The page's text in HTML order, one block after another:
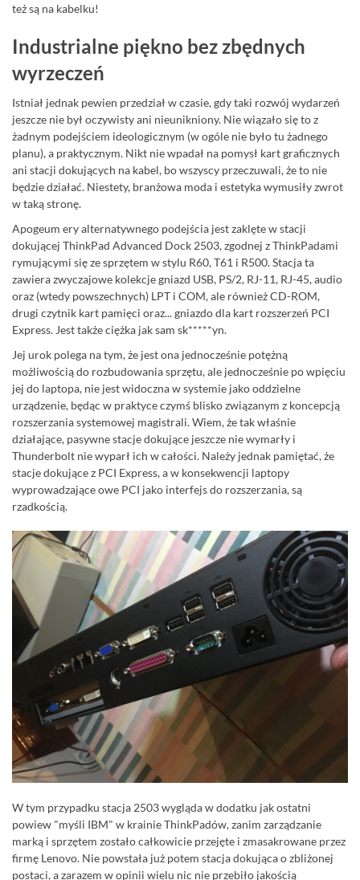
też są na kabelku!
Industrialne piękno bez zbędnych
wyrzeczeń
Istniał jednak pewien przedział w czasie, gdy taki rozwój wydarzeń
jeszcze nie był oczywisty ani nieunikniony. Nie wiązało się to z
żadnym podejściem ideologicznym (w ogóle nie było tu żadnego
planu), a praktycznym. Nikt nie wpadał na pomysł kart graficznych
ani stacji dokujących na kabel, bo wszyscy przeczuwali, że to nie
będzie działać. Niestety, branżowa moda i estetyka wymusiły zwrot
w taką stronę.
Apogeum ery alternatywnego podejścia jest zaklęte w stacji
dokującej ThinkPad Advanced Dock 2503, zgodnej z ThinkPadami
rymującymi się ze sprzętem w stylu R60, T61 i R500. Stacja ta
zawiera zwyczajowe kolekcje gniazd USB, PS/2, RJ-11, RJ-45, audio
oraz (wtedy powszechnych) LPT i COM, ale również CD-ROM,
drugi czytnik kart pamięci oraz... gniazdo dla kart rozszerzeń PCI
Express. Jest także ciężka jak sam sk*****yn.
Jej urok polega na tym, że jest ona jednocześnie potężną
możliwością do rozbudowania sprzętu, ale jednocześnie po wpięciu
jej do laptopa, nie jest widoczna w systemie jako oddzielne
urządzenie, będąc w praktyce czymś blisko związanym z koncepcją
rozszerzania systemowej magistrali. Wiem, że tak właśnie
działające, pasywne stacje dokujące jeszcze nie wymarły i
Thunderbolt nie wyparł ich w całości. Należy jednak pamiętać, że
stacje dokujące z PCI Express, a w konsekwencji laptopy
wyprowadzające owe PCI jako interfejs do rozszerzania, są
rzadkością.
W tym przypadku stacja 2503 wygląda w dodatku jak ostatni
powiew "myśli IBM" w krainie ThinkPadów, zanim zarządzanie
marką i sprzętem zostało całkowicie przejęte i zmasakrowane przez
firmę Lenovo. Nie powstała już potem stacja dokująca o zbliżonej
postaci, a zarazem w opinii wielu nic nie przebiło jakością